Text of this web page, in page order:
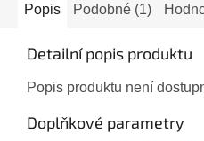
Popis Podobné (1)
Detailní popis produktu
Popis produktu není
Doplňkové parametry